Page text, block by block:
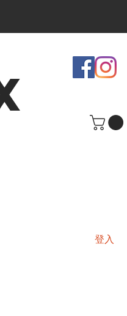
登入